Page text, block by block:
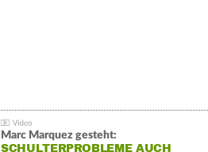
Marc Marquez gesteht:
SCHULTERPROBLEME AUCH